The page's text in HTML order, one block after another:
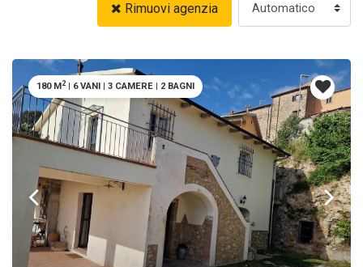
Rimuovi agenzia
180 M2 | 6 VANI | 3 CAMERE | 2 BAGNI